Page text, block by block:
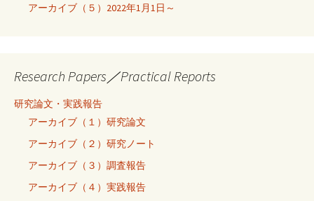
アーカイブ（５）2022年1月1日～
Research Papers／Practical Reports
研究論文・実践報告
アーカイブ（１）研究論文
アーカイブ（２）研究ノート
アーカイブ（３）調査報告
アーカイブ（４）実践報告